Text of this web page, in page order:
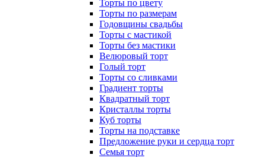
Торты по цвету
Торты по размерам
Годовщины свадьбы
Торты с мастикой
Торты без мастики
Велюровый торт
Голый торт
Торты со сливками
Градиент торты
Квадратный торт
Кристаллы торты
Куб торты
Торты на подставке
Предложение руки и сердца торт
Семья торт